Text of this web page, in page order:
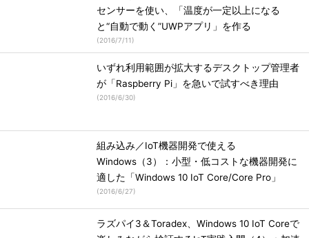
センサーを使い、「温度が一定以上になる
と“自動で動く”UWPアプリ」を作る
(2016/7/11)
いずれ利用範囲が拡大するデスクトップ管理者
が「Raspberry Pi」を急いで試すべき理由
(2016/6/30)
組み込み／IoT機器開発で使える
Windows（3）：小型・低コストな機器開発に
適した「Windows 10 IoT Core/Core Pro」
(2016/6/27)
ラズパイ3＆Toradex、Windows 10 IoT Coreで